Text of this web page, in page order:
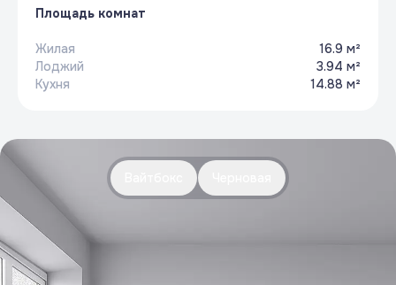
Площадь комнат
Жилая
16.9 м²
Лоджий
3.94 м²
Кухня
14.88 м²